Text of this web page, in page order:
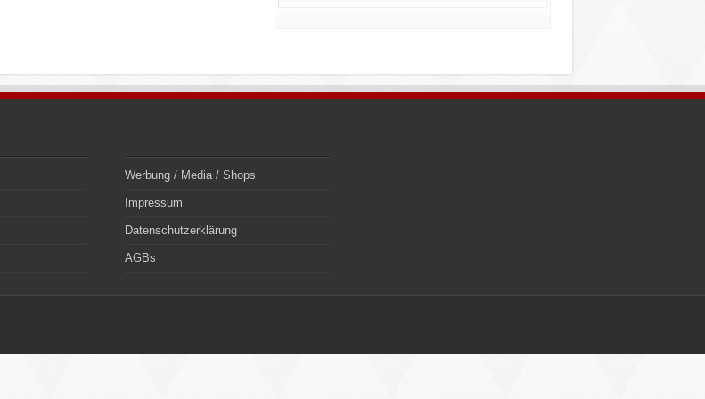
Werbung / Media / Shops
Impressum
Datenschutzerklärung
AGBs